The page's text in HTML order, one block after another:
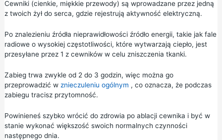
Cewniki (cienkie, miękkie przewody) są wprowadzane przez jedną
z twoich żył do serca, gdzie rejestrują aktywność elektryczną.
Po znalezieniu źródła nieprawidłowości źródło energii, takie jak fale
radiowe o wysokiej częstotliwości, które wytwarzają ciepło, jest
przesyłane przez 1 z cewników w celu zniszczenia tkanki.
Zabieg trwa zwykle od 2 do 3 godzin, więc można go
przeprowadzić w znieczuleniu ogólnym , co oznacza, że podczas
zabiegu tracisz przytomność.
Powinieneś szybko wrócić do zdrowia po ablacji cewnika i być w
stanie wykonać większość swoich normalnych czynności
następnego dnia.